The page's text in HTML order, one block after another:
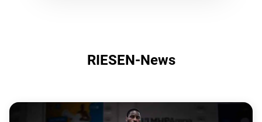
RIESEN-News